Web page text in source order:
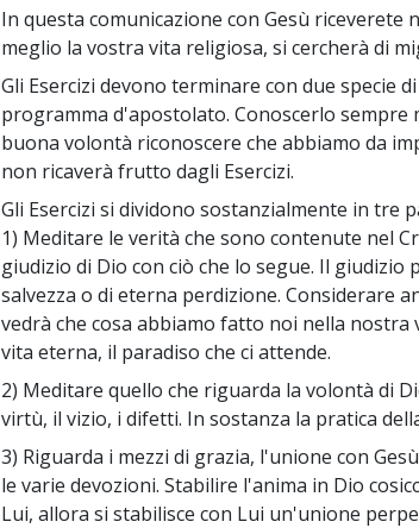
In questa comunicazione con Gesù
meglio la vostra vita religiosa, si cercherà di
Gli Esercizi devono terminare con due specie
programma d'apostolato. Conoscerlo sempre
buona volontà riconoscere che abbiamo da
non ricaverà frutto dagli Esercizi.
Gli Esercizi si dividono sostanzialmente in tre
1) Meditare le verità che sono contenute nel
giudizio di Dio con ciò che lo segue. Il
salvezza o di eterna perdizione. Considerare
vedrà che cosa abbiamo fatto noi nella
vita eterna, il paradiso che ci attende.
2) Meditare quello che riguarda la volontà di
virtù, il vizio, i difetti. In sostanza la pratica
3) Riguarda i mezzi di grazia, l'unione con
le varie devozioni. Stabilire l'anima in Dio
Lui, allora si stabilisce con Lui un'unione